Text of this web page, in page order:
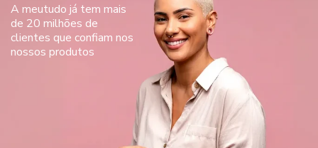
A meutudo já tem mais
de 20 milhões de
clientes que confiam nos
nossos produtos